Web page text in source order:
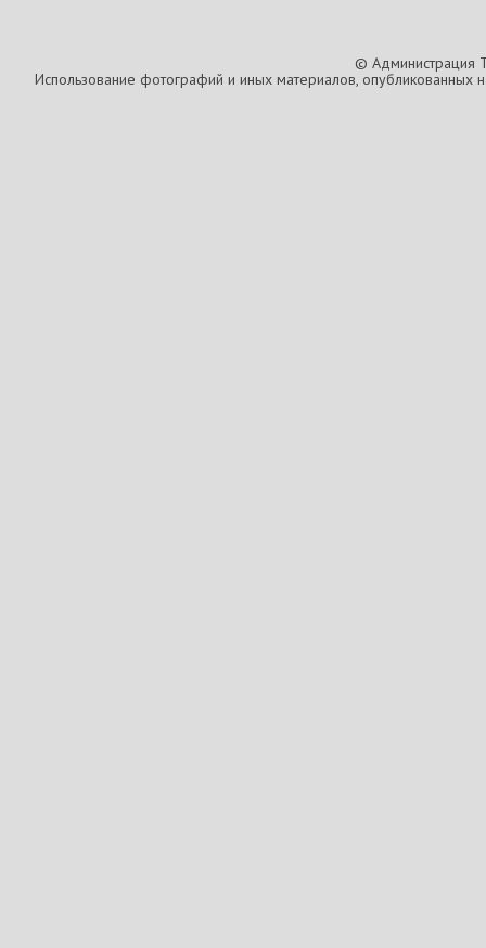
© Администрация
Использование фотографий и иных материалов, опубликованных